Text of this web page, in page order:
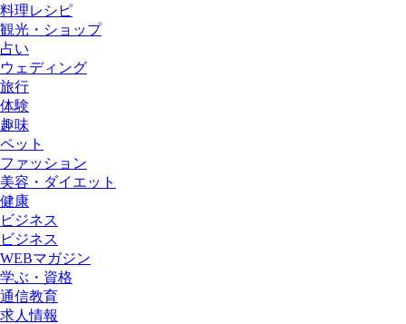
料理レシピ
観光・ショップ
占い
ウェディング
旅行
体験
趣味
ペット
ファッション
美容・ダイエット
健康
ビジネス
ビジネス
WEBマガジン
学ぶ・資格
通信教育
求人情報